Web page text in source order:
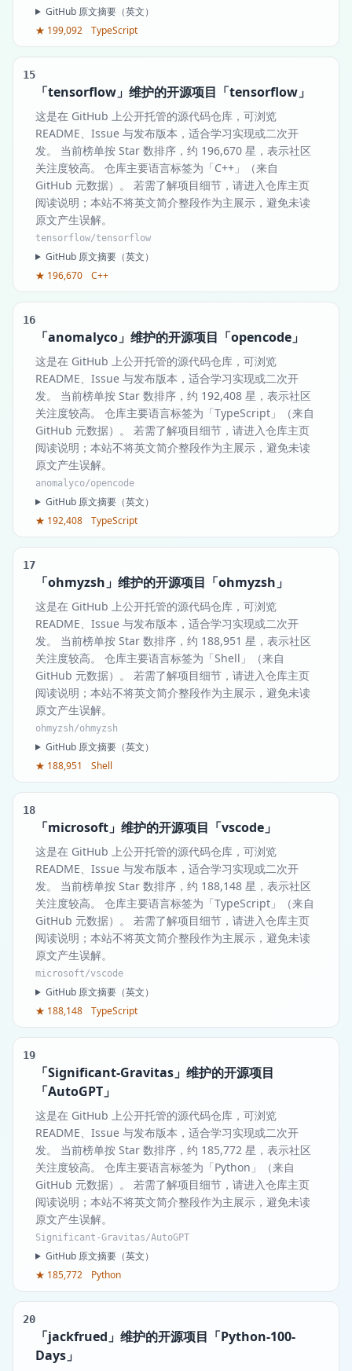
GitHub 原文摘要（英文）
★ 199,092
TypeScript
15
「tensorflow」维护的开源项目「tensorflow」
这是在 GitHub 上公开托管的源代码仓库，可浏览
README、Issue 与发布版本，适合学习实现或二次开
发。 当前榜单按 Star 数排序，约 196,670 星，表示社区
关注度较高。 仓库主要语言标签为「C++」（来自
GitHub 元数据）。 若需了解项目细节，请进入仓库主页
阅读说明；本站不将英文简介整段作为主展示，避免未读
原文产生误解。
tensorflow/tensorflow
GitHub 原文摘要（英文）
★ 196,670
C++
16
「anomalyco」维护的开源项目「opencode」
这是在 GitHub 上公开托管的源代码仓库，可浏览
README、Issue 与发布版本，适合学习实现或二次开
发。 当前榜单按 Star 数排序，约 192,408 星，表示社区
关注度较高。 仓库主要语言标签为「TypeScript」（来自
GitHub 元数据）。 若需了解项目细节，请进入仓库主页
阅读说明；本站不将英文简介整段作为主展示，避免未读
原文产生误解。
anomalyco/opencode
GitHub 原文摘要（英文）
★ 192,408
TypeScript
17
「ohmyzsh」维护的开源项目「ohmyzsh」
这是在 GitHub 上公开托管的源代码仓库，可浏览
README、Issue 与发布版本，适合学习实现或二次开
发。 当前榜单按 Star 数排序，约 188,951 星，表示社区
关注度较高。 仓库主要语言标签为「Shell」（来自
GitHub 元数据）。 若需了解项目细节，请进入仓库主页
阅读说明；本站不将英文简介整段作为主展示，避免未读
原文产生误解。
ohmyzsh/ohmyzsh
GitHub 原文摘要（英文）
★ 188,951
Shell
18
「microsoft」维护的开源项目「vscode」
这是在 GitHub 上公开托管的源代码仓库，可浏览
README、Issue 与发布版本，适合学习实现或二次开
发。 当前榜单按 Star 数排序，约 188,148 星，表示社区
关注度较高。 仓库主要语言标签为「TypeScript」（来自
GitHub 元数据）。 若需了解项目细节，请进入仓库主页
阅读说明；本站不将英文简介整段作为主展示，避免未读
原文产生误解。
microsoft/vscode
GitHub 原文摘要（英文）
★ 188,148
TypeScript
19
「Significant-Gravitas」维护的开源项目
「AutoGPT」
这是在 GitHub 上公开托管的源代码仓库，可浏览
README、Issue 与发布版本，适合学习实现或二次开
发。 当前榜单按 Star 数排序，约 185,772 星，表示社区
关注度较高。 仓库主要语言标签为「Python」（来自
GitHub 元数据）。 若需了解项目细节，请进入仓库主页
阅读说明；本站不将英文简介整段作为主展示，避免未读
原文产生误解。
Significant-Gravitas/AutoGPT
GitHub 原文摘要（英文）
★ 185,772
Python
20
「jackfrued」维护的开源项目「Python-100-
Days」